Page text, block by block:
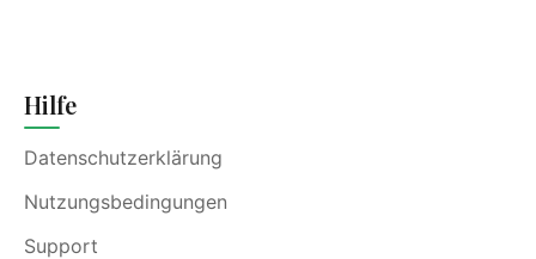
Hilfe
Datenschutzerklärung
Nutzungsbedingungen
Support